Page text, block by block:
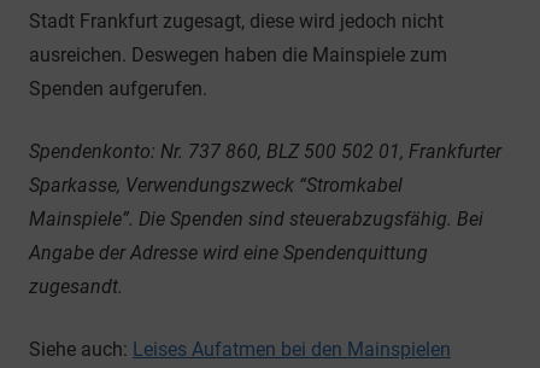
Stadt Frankfurt zugesagt, diese wird jedoch nicht
ausreichen. Deswegen haben die Mainspiele zum
Spenden aufgerufen.
Spendenkonto: Nr. 737 860, BLZ 500 502 01, Frankfurter
Sparkasse, Verwendungszweck “Stromkabel
Mainspiele”. Die Spenden sind steuerabzugsfähig. Bei
Angabe der Adresse wird eine Spendenquittung
zugesandt.
Siehe auch: Leises Aufatmen bei den Mainspielen